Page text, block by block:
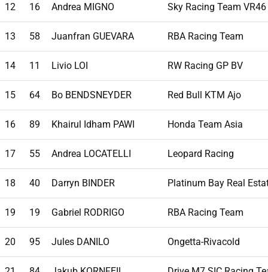
12 16 Andrea MIGNO Sky Racing Team VR46
13 58 Juanfran GUEVARA RBA Racing Team
14 11 Livio LOI RW Racing GP BV
15 64 Bo BENDSNEYDER Red Bull KTM Ajo
16 89 Khairul Idham PAWI Honda Team Asia
17 55 Andrea LOCATELLI Leopard Racing
18 40 Darryn BINDER Platinum Bay Real
19 19 Gabriel RODRIGO RBA Racing Team
20 95 Jules DANILO Ongetta-Rivacold